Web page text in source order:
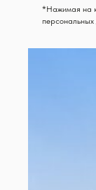
*Нажимая на